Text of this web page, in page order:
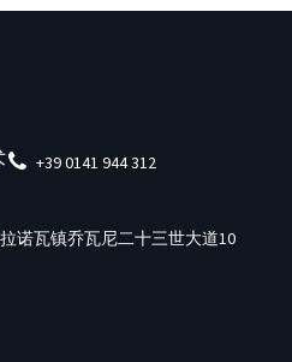
+39 0141 944 312
诺瓦镇乔瓦尼二十三世大道10